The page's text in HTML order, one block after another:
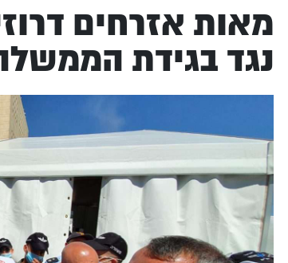
מאות אזרחים
נגד בגידת